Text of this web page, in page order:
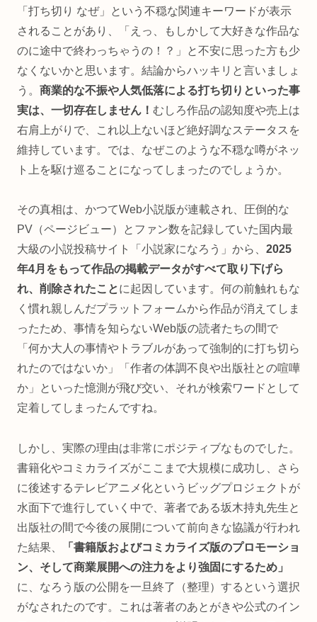
「打ち切り なぜ」という不穏な関連キーワードが表示
されることがあり、「えっ、もしかして大好きな作品な
のに途中で終わっちゃうの！？」と不安に思った方も少
なくないかと思います。結論からハッキリと言いましょ
う。 商業的な不振や人気低落による打ち切りといった事
実は、一切存在しません！ むしろ作品の認知度や売上は
右肩上がりで、これ以上ないほど絶好調なステータスを
維持しています。では、なぜこのような不穏な噂がネッ
ト上を駆け巡ることになってしまったのでしょうか。
その真相は、かつてWeb小説版が連載され、圧倒的な
PV（ページビュー）とファン数を記録していた国内最
大級の小説投稿サイト「小説家になろう」から、 2025
年4月をもって作品の掲載データがすべて取り下げら
れ、削除されたことに起因しています。何の前触れもな
く慣れ親しんだプラットフォームから作品が消えてしま
ったため、事情を知らないWeb版の読者たちの間で
「何か大人の事情やトラブルがあって強制的に打ち切ら
れたのではないか」「作者の体調不良や出版社との喧嘩
か」といった憶測が飛び交い、それが検索ワードとして
定着してしまったんですね。
しかし、実際の理由は非常にポジティブなものでした。
書籍化やコミカライズがここまで大規模に成功し、さら
に後述するテレビアニメ化というビッグプロジェクトが
水面下で進行していく中で、著者である坂木持丸先生と
出版社の間で今後の展開について前向きな協議が行われ
た結果、
「書籍版およびコミカライズ版のプロモーショ
ン、そして商業展開への注力をより強固にするため」
に、なろう版の公開を一旦終了（整理）するという選択
がなされたのです。これは著者のあとがきや公式のイン